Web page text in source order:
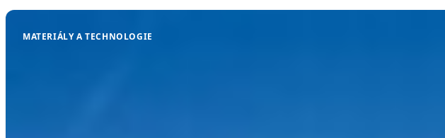
MATERIÁLY A TECHNOLOGIE